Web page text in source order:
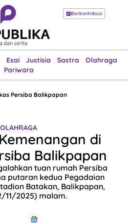
Berkontribusi
Esai Justisia Sastra
Olahraga
Pariwara
Beranda
Esai
Justisia
Sastra
Olahraga
Pariwara
Persiba Balikpapan
OLAHRAGA
di
Balikpapan
tuan rumah Persiba
putaran kedua Pegadaian
Batakan, Balikpapan,
11/2025) malam.